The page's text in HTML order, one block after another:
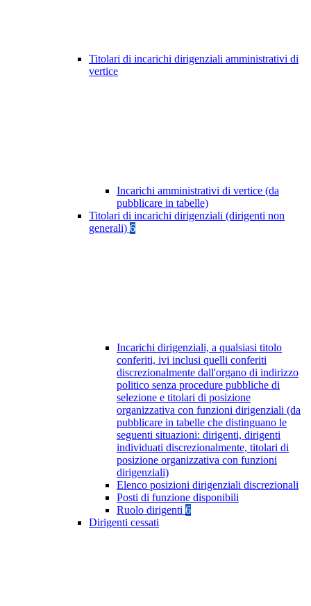
Titolari di incarichi dirigenziali amministrativi di
vertice
Incarichi amministrativi di vertice (da
pubblicare in tabelle)
Titolari di incarichi dirigenziali (dirigenti non
generali) 6
Incarichi dirigenziali, a qualsiasi titolo
conferiti, ivi inclusi quelli conferiti
discrezionalmente dall'organo di indirizzo
politico senza procedure pubbliche di
selezione e titolari di posizione
organizzativa con funzioni dirigenziali (da
pubblicare in tabelle che distinguano le
seguenti situazioni: dirigenti, dirigenti
individuati discrezionalmente, titolari di
posizione organizzativa con funzioni
dirigenziali)
Elenco posizioni dirigenziali discrezionali
Posti di funzione disponibili
Ruolo dirigenti 6
Dirigenti cessati